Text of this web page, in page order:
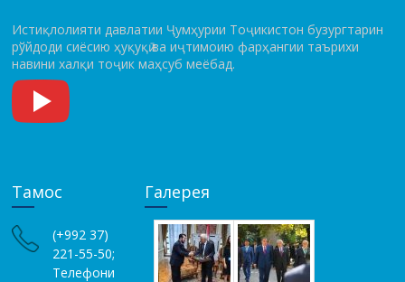
Истиқлолияти давлатии Ҷумҳурии Тоҷикистон бузургтарин
рўй­до­ди сиёсию ҳуқуқӣ ва иҷтимоию фарҳангии таърихи
навини халқи тоҷик маҳсуб меёбад.
Тамос
(+992 37)
221-55-50;
Телефони
Галерея